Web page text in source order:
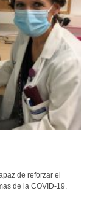
de reforzar el
de la COVID-19.